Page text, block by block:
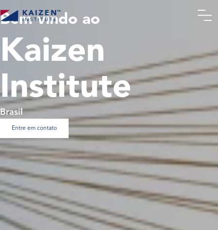
Bem vindo ao
Kaizen
Institute
Brasil
Entre em contato